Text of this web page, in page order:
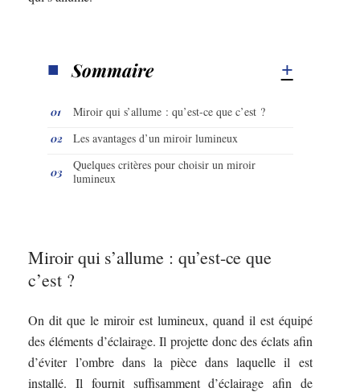
Sommaire
Miroir qui s’allume : qu’est-ce que c’est ?
Les avantages d’un miroir lumineux
Quelques critères pour choisir un miroir
lumineux
Miroir qui s’allume : qu’est-ce que
c’est ?
On dit que le miroir est lumineux, quand il est équipé
des éléments d’éclairage. Il projette donc des éclats afin
d’éviter l’ombre dans la pièce dans laquelle il est
installé. Il fournit suffisamment d’éclairage afin de